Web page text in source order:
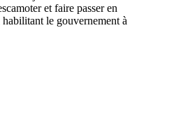
et faire passer en
le gouvernement à